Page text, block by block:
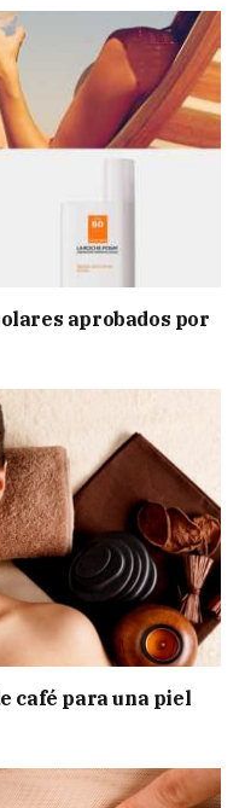
aprobados por
café para una piel